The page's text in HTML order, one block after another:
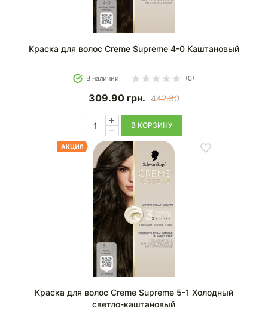
Краска для волос Creme Supreme 4-0 Каштановый
В наличии (0)
309.90 грн. 442.30
В КОРЗИНУ
Краска для волос Creme Supreme 5-1 Холодный
светло-каштановый